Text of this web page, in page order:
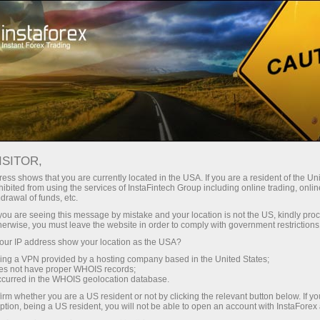
de la cuenta Plataforma comercial
Principiantes Para Inversionistas Para Socios
Forex y la Bolsa de Valores
una cuenta demo
y de valores) son dos mercados que no dependen
es que en el mercado Forex las operaciones se
se encuentran en las bolsas de divisas. Los mercados
del mercadoForexes la diferencia de los montos con
shows that you are currently located in the USA. If you are a resident of the
from using the services of InstaFintech Group including online trading,
of funds, etc.
are seeing this message by mistake and your location is not the US, kindly
you must leave the website in order to comply with government
IP address show your location as the USA?
a VPN provided by a hosting company based in the United States;
not have proper WHOIS records;
in the WHOIS geolocation database.
whether you are a US resident or not by clicking the relevant button below. If
being a US resident, you will not be able to open an account with InstaForex